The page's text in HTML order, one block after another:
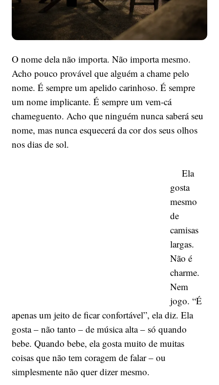
O nome dela não importa. Não importa mesmo.
Acho pouco provável que alguém a chame pelo
nome. É sempre um apelido carinhoso. É sempre
um nome implicante. É sempre um vem-cá
chameguento. Acho que ninguém nunca saberá seu
nome, mas nunca esquecerá da cor dos seus olhos
nos dias de sol.
Ela
gosta
mesmo
de
camisas
largas.
Não é
charme.
Nem
jogo. “É
apenas um jeito de ficar confortável”, ela diz. Ela
gosta – não tanto – de música alta – só quando
bebe. Quando bebe, ela gosta muito de muitas
coisas que não tem coragem de falar – ou
simplesmente não quer dizer mesmo.